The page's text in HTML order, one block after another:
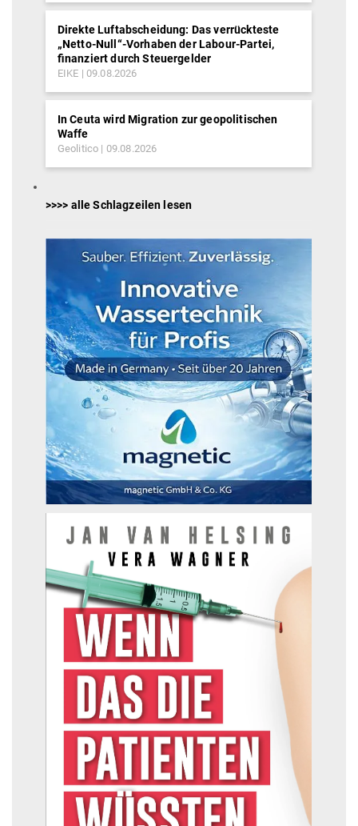
Direkte Luftabscheidung: Das verrückteste
„Netto-Null“-Vorhaben der Labour-Partei,
finanziert durch Steuergelder
EIKE 09.08.2026
In Ceuta wird Migration zur geopolitischen
Waffe
Geolitico 09.08.2026
>>>> alle Schlagzeilen lesen